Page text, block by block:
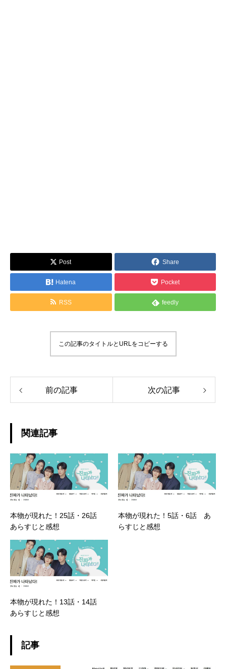
Post Share
Hatena Pocket
RSS feedly
この記事のタイトルとURLをコピーする
前の記事 次の記事
関連記事
本物が現れた！25話・26話
あらすじと感想
本物が現れた！5話・6話 あ
らすじと感想
本物が現れた！13話・14話
あらすじと感想
記事